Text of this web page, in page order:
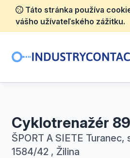
Táto stránka používa
vášho užívateľského zážitku.
Cyklotrenažér
ŠPORT A SIETE Turanec,
1584/42 , Žilina